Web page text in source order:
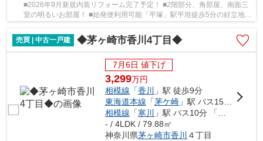
■2026年9月新規内装リフォーム完了予定！ ■2階部分、角部屋、南面三
室の明るいお部屋！ ■始発便利用可能「平塚」駅平坦徒歩5分の好立地！
売買 | 中古一戸建
◆茅ヶ崎市香川4丁目◆
7月6日 値下げ
3,299万円
相模線 「香川
」駅 徒歩9分
東海道本線 「茅ケ崎」駅 バス15分 「変電所前（茅ヶ崎市）」 停歩2分
相模線 「寒川
」駅 バス10分 「変電所前（茅ヶ崎市）」 停歩2分
- / 4LDK / 79.88㎡
神奈川県茅ヶ崎市香川 ４丁目